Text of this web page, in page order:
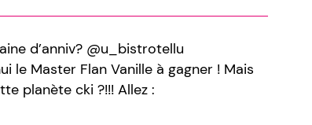
d’anniv? @u_bistrotellu
le Master Flan Vanille à gagner ! Mais
planète cki ?!!! Allez :